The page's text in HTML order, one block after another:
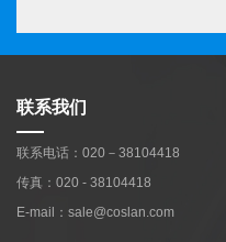
联系我们
联系电话：020－38104418
传真：020 - 38104418
E-mail：sale@coslan.com